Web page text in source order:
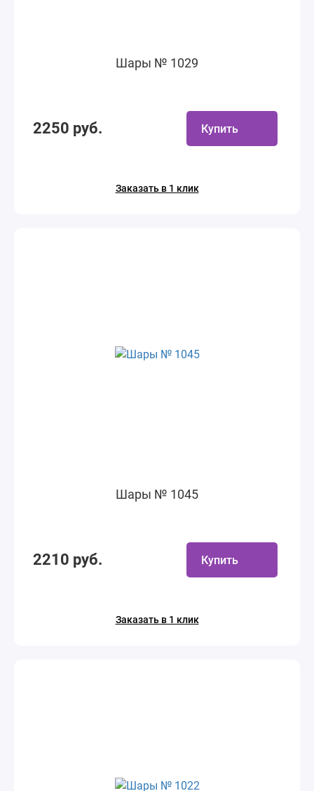
Шары № 1029
2250 руб. Купить
Заказать в 1 клик
Шары № 1045
2210 руб. Купить
Заказать в 1 клик